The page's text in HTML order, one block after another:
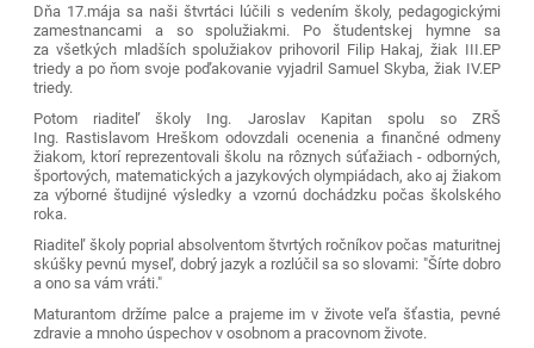
Dňa 17.mája sa naši štvrtáci lúčili s vedením školy, pedagogickými
zamestnancami a so spolužiakmi. Po študentskej hymne sa
za všetkých mladších spolužiakov prihovoril Filip Hakaj, žiak III.EP
triedy a po ňom svoje poďakovanie vyjadril Samuel Skyba, žiak IV.EP
triedy.
Potom riaditeľ školy Ing. Jaroslav Kapitan spolu so ZRŠ
Ing. Rastislavom Hreškom odovzdali ocenenia a finančné odmeny
žiakom, ktorí reprezentovali školu na rôznych súťažiach - odborných,
športových, matematických a jazykových olympiádach, ako aj žiakom
za výborné študijné výsledky a vzornú dochádzku počas školského
roka.
Riaditeľ školy poprial absolventom štvrtých ročníkov počas maturitnej
skúšky pevnú myseľ, dobrý jazyk a rozlúčil sa so slovami: "Šírte dobro
a ono sa vám vráti."
Maturantom držíme palce a prajeme im v živote veľa šťastia, pevné
zdravie a mnoho úspechov v osobnom a pracovnom živote.